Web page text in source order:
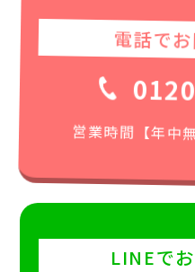
電話で
営業時間【年中
LINEで